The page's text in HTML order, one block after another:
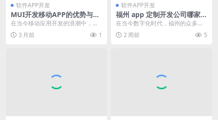
软件APP开发
MUI开发移动APP的优势与挑
战全解析
在当今移动应用开发的浪潮中，选
择合适的开发框架对于开发者来说
至关重要。mui作为...
3 月前 1
软件APP开发
福州 app 定制开发公司哪家
好？全方位解析助你找到优质
之选
在当今数字化时代，福州的众多企
业和创业者都渴望通过一款专属的a
pp来提升自身竞争...
2 周前 5